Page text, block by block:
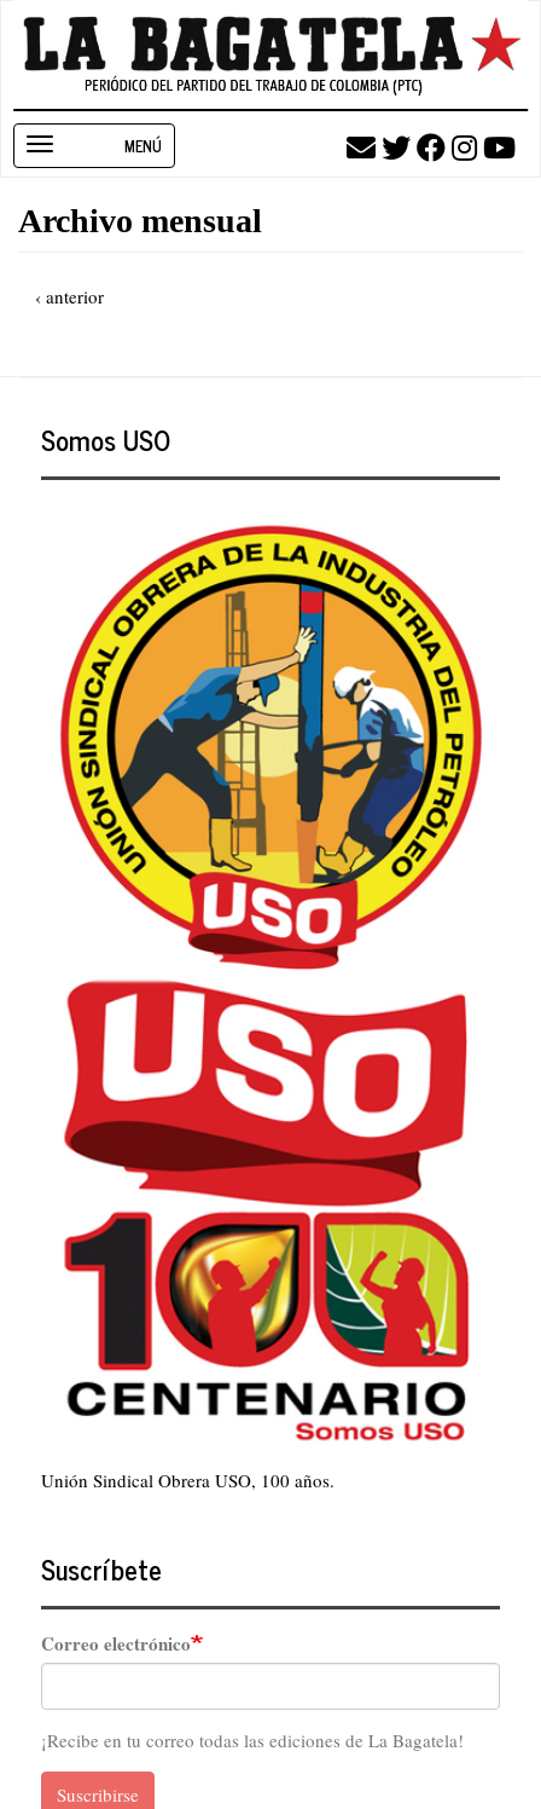
Pasar
contenido
navigation
Archivo mensual
Paginación
Página
‹ anterior
Somos USO
Unión Sindical Obrera USO, 100 años.
Suscríbete
Correo electrónico
¡Recibe en tu correo todas las ediciones de La Bagatela!
Suscribirse